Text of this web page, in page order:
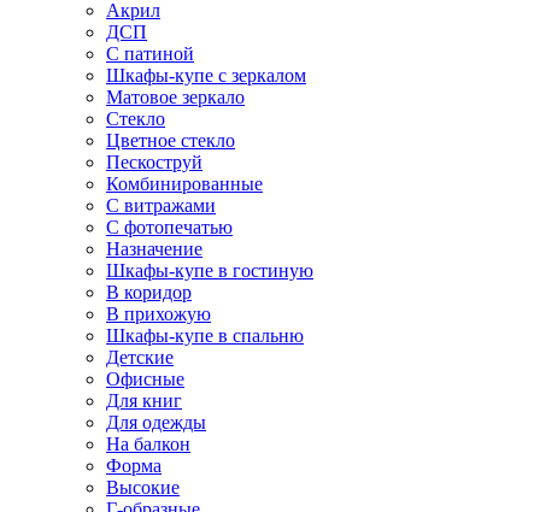
Акрил
ДСП
С патиной
Шкафы-купе с зеркалом
Матовое зеркало
Стекло
Цветное стекло
Пескоструй
Комбинированные
С витражами
С фотопечатью
Назначение
Шкафы-купе в гостиную
В коридор
В прихожую
Шкафы-купе в спальню
Детские
Офисные
Для книг
Для одежды
На балкон
Форма
Высокие